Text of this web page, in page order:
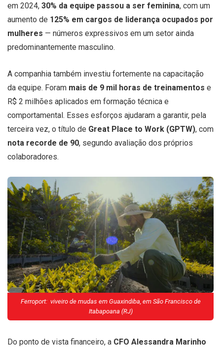
em 2024, 30% da equipe passou a ser feminina, com um
aumento de 125% em cargos de liderança ocupados por
mulheres — números expressivos em um setor ainda
predominantemente masculino.
A companhia também investiu fortemente na capacitação
da equipe. Foram mais de 9 mil horas de treinamentos e
R$ 2 milhões aplicados em formação técnica e
comportamental. Esses esforços ajudaram a garantir, pela
terceira vez, o título de Great Place to Work (GPTW), com
nota recorde de 90, segundo avaliação dos próprios
colaboradores.
Ferroport: viveiro de mudas em Guaxindiba, em São Francisco de
Itabapoana (RJ)
Do ponto de vista financeiro, a CFO Alessandra Marinho